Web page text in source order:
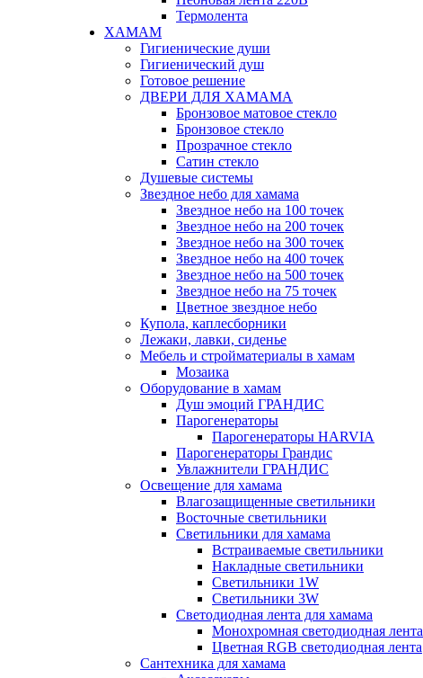
Термолента
ХАМАМ
Гигиенические души
Гигиенический душ
Готовое решение
ДВЕРИ ДЛЯ ХАМАМА
Бронзовое матовое стекло
Бронзовое стекло
Прозрачное стекло
Сатин стекло
Душевые системы
Звездное небо для хамама
Звездное небо на 100 точек
Звездное небо на 200 точек
Звездное небо на 300 точек
Звездное небо на 400 точек
Звездное небо на 500 точек
Звездное небо на 75 точек
Цветное звездное небо
Купола, каплесборники
Лежаки, лавки, сиденье
Мебель и стройматериалы в хамам
Мозаика
Оборудование в хамам
Душ эмоций ГРАНДИС
Парогенераторы
Парогенераторы HARVIA
Парогенераторы Грандис
Увлажнители ГРАНДИС
Освещение для хамама
Влагозащищенные светильники
Восточные светильники
Светильники для хамама
Встраиваемые светильники
Накладные светильники
Светильники 1W
Светильники 3W
Светодиодная лента для хамама
Монохромная светодиодная лента
Цветная RGB светодиодная лента
Сантехника для хамама